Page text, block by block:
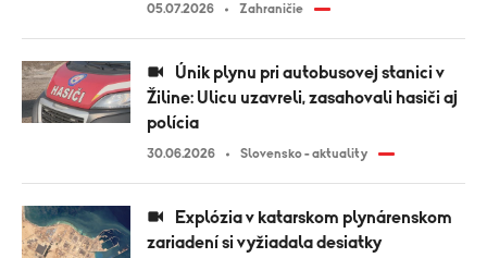
05.07.2026 Zahraničie
Žiline: Ulicu uzavreli, zasahovali hasiči aj
polícia
30.06.2026 Slovensko - aktuality
zariadení si vyžiadala desiatky